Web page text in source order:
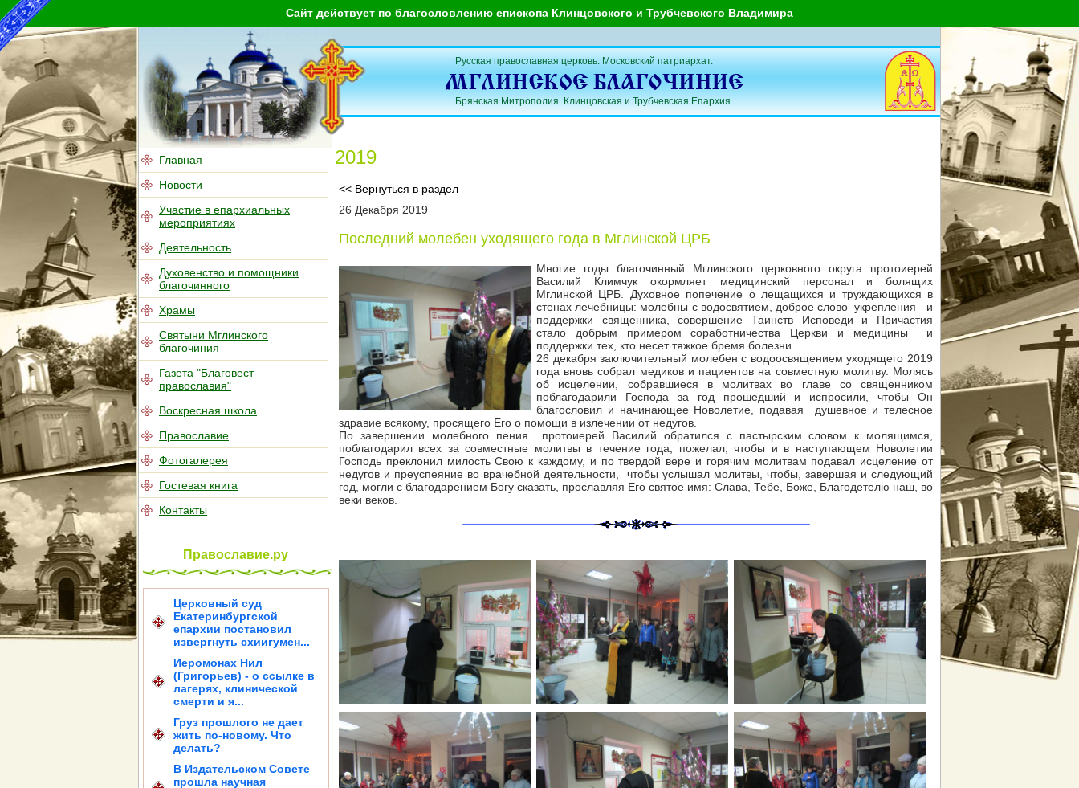
Сайт действует по благословлению епископа Клинцовского и Трубчевского Владимира
Главная
Новости
Участие в епархиальных
мероприятиях
Деятельность
Духовенство и помощники
благочинного
Храмы
Святыни Мглинского
благочиния
Газета "Благовест
православия"
Воскресная школа
Православие
Фотогалерея
Гостевая книга
Контакты
Православие.ру
Церковный суд
Екатеринбургской
епархии постановил
извергнуть схиигумен...
Иеромонах Нил
(Григорьев) - о ссылке в
лагерях, клинической
смерти и я...
Груз прошлого не дает
жить по-новому. Что
делать?
В Издательском Совете
прошла научная
Русская православная церковь. Московский патриархат.
Брянская Митрополия. Клинцовская и Трубчевская Епархия.
2019
<< Вернуться в раздел
26 Декабря 2019
Последний молебен уходящего года в Мглинской ЦРБ
Многие годы благочинный Мглинского церковного округа протоиерей
Василий Климчук окормляет медицинский персонал и болящих
Мглинской ЦРБ. Духовное попечение о лещащихся и труждающихся в
стенах лечебницы: молебны с водосвятием, доброе слово укрепления и
поддержки священника, совершение Таинств Исповеди и Причастия
стало добрым примером соработничества Церкви и медицины и
поддержки тех, кто несет тяжкое бремя болезни.
26 декабря заключительный молебен с водоосвящением уходящего 2019
года вновь собрал медиков и пациентов на совместную молитву. Молясь
об исцелении, собравшиеся в молитвах во главе со священником
поблагодарили Господа за год прошедший и испросили, чтобы Он
благословил и начинающее Новолетие, подавая душевное и телесное
здравие всякому, просящего Его о помощи в излечении от недугов.
По завершении молебного пения протоиерей Василий обратился с пастырским словом к молящимся,
поблагодарил всех за совместные молитвы в течение года, пожелал, чтобы и в наступающем Новолетии
Господь преклонил милость Свою к каждому, и по твердой вере и горячим молитвам подавал исцеление от
недугов и преуспеяние во врачебной деятельности, чтобы услышал молитвы, чтобы, завершая и следующий
год, могли с благодарением Богу сказать, прославляя Его святое имя: Слава, Тебе, Боже, Благодетелю наш, во
веки веков.